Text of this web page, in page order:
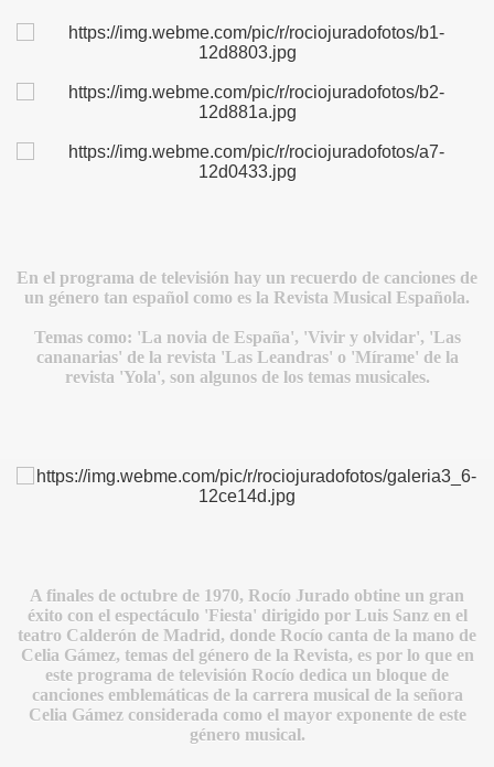
En el programa de televisión hay un recuerdo de canciones de
un género tan español como es la Revista Musical Española.
Temas como: 'La novia de España', 'Vivir y olvidar', 'Las
cananarias' de la revista 'Las Leandras' o 'Mírame' de la
revista 'Yola', son algunos de los temas musicales.
A finales de octubre de 1970, Rocío Jurado obtine un gran
éxito con el espectáculo 'Fiesta' dirigido por Luis Sanz en el
teatro Calderón de Madrid, donde Rocío canta de la mano de
Celia Gámez, temas del género de la Revista, es por lo que en
este programa de televisión Rocío dedica un bloque de
canciones emblemáticas de la carrera musical de la señora
Celia Gámez considerada como el mayor exponente de este
género musical.